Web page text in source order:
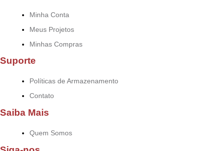
Minha Conta
Meus Projetos
Minhas Compras
Suporte
Políticas de Armazenamento
Contato
Saiba Mais
Quem Somos